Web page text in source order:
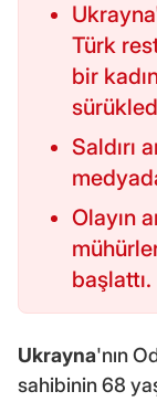
Türk
bir
Saldırı
Olayın
başlattı.
Ukrayna'nın
sahibinin 68